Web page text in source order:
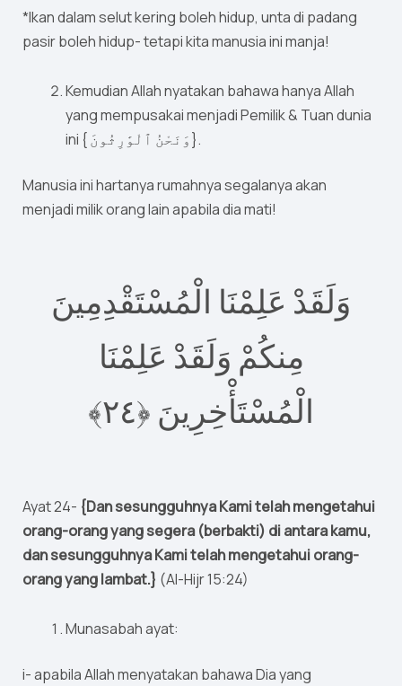
*Ikan dalam selut kering boleh hidup, unta di padang
pasir boleh hidup- tetapi kita manusia ini manja!
Kemudian Allah nyatakan bahawa hanya Allah
yang mempusakai menjadi Pemilik & Tuan dunia
ini { وَنَحْنُ ٱلْوَٰرِثُونَ}.
Manusia ini hartanya rumahnya segalanya akan
menjadi milik orang lain apabila dia mati!
وَلَقَدْ عَلِمْنَا الْمُسْتَقْدِمِينَ
مِنكُمْ وَلَقَدْ عَلِمْنَا
الْمُسْتَأْخِرِينَ ‎﴿٤٢﴾
Ayat 24- {Dan sesungguhnya Kami telah mengetahui
orang-orang yang segera (berbakti) di antara kamu,
dan sesungguhnya Kami telah mengetahui orang-
orang yang lambat.} (Al-Hijr 15:24)
Munasabah ayat:
i- apabila Allah menyatakan bahawa Dia yang